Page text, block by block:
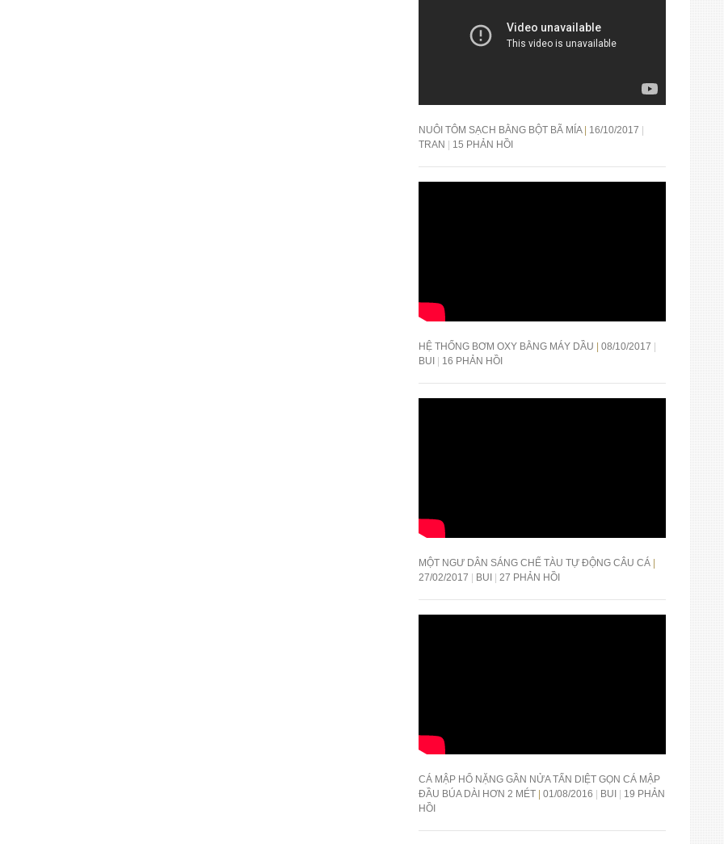
NUÔI TÔM SẠCH BẰNG BỘT BÃ MÍA
16/10/2017
TRAN
15 PHẢN HỒI
HỆ THỐNG BƠM OXY BẰNG MÁY DẦU
08/10/2017
BUI
16 PHẢN HỒI
MỘT NGƯ DÂN SÁNG CHẾ TÀU TỰ ĐỘNG CÂU CÁ
27/02/2017
BUI 27 PHẢN HỒI
CÁ MẬP HỔ NẶNG GẦN NỬA TẤN DIỆT GỌN CÁ MẬP
ĐẦU BÚA DÀI HƠN 2 MÉT
01/08/2016 BUI
19 PHẢN
HỒI